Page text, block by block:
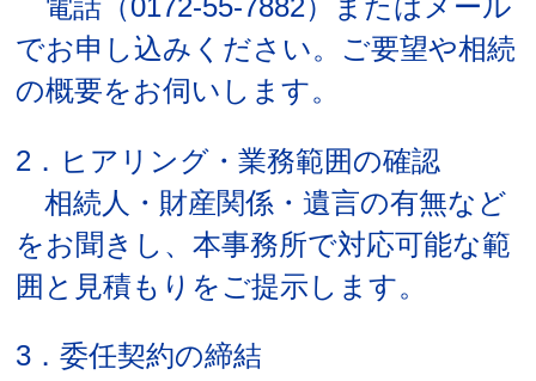
電話（0172-55-7882）またはメール
でお申し込みください。ご要望や相続
の概要をお伺いします。
2．ヒアリング・業務範囲の確認
相続人・財産関係・遺言の有無など
をお聞きし、本事務所で対応可能な範
囲と見積もりをご提示します。
3．委任契約の締結